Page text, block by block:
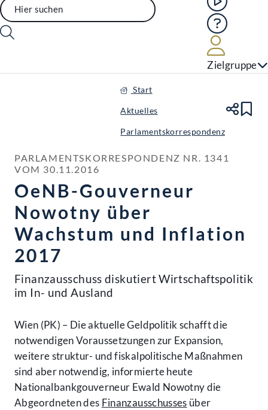
Hilfe
Zielgruppe
Start
Aktuelles
Parlamentskorrespondenz
PARLAMENTSKORRESPONDENZ NR. 1341
VOM 30.11.2016
OeNB-Gouverneur
Nowotny über
Wachstum und Inflation
2017
Finanzausschuss diskutiert Wirtschaftspolitik
im In- und Ausland
Wien (PK) – Die aktuelle Geldpolitik schafft die
notwendigen Voraussetzungen zur Expansion,
weitere struktur- und fiskalpolitische Maßnahmen
sind aber notwendig, informierte heute
Nationalbankgouverneur Ewald Nowotny die
Abgeordneten des Finanzausschusses über